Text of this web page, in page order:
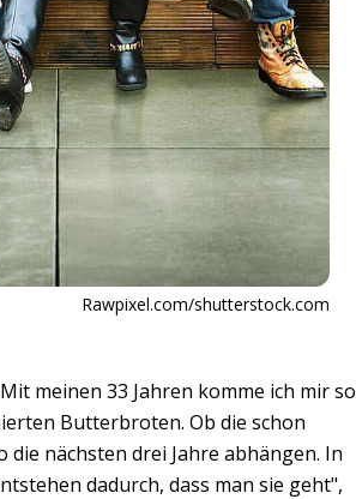
Rawpixel.com/shutterstock.com
meinen 33 Jahren komme ich mir so
Butterbroten. Ob die schon
nächsten drei Jahre abhängen. In
dadurch, dass man sie geht",